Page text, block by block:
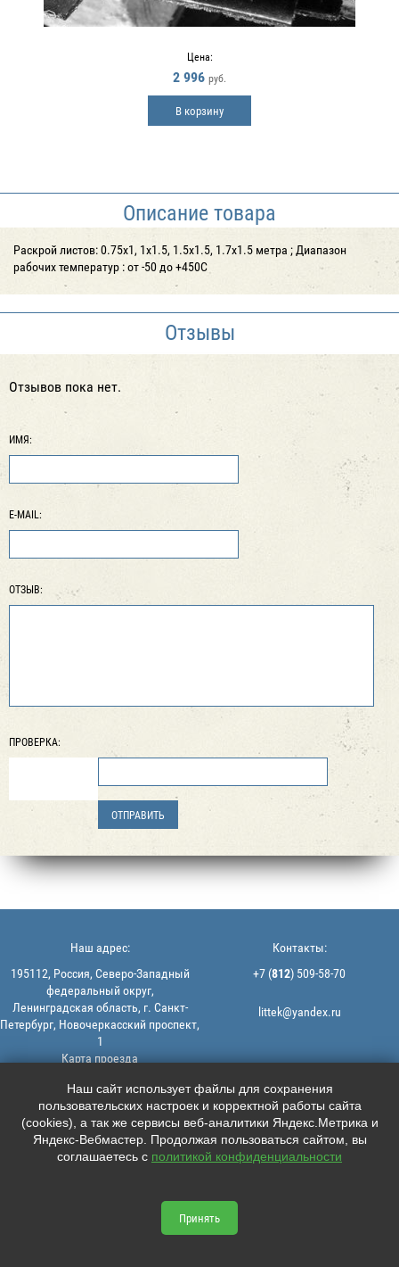
Цена:
2 996 руб.
В корзину
Описание товара
Раскрой листов: 0.75х1, 1х1.5, 1.5х1.5, 1.7х1.5 метра ; Диапазон
рабочих температур : от -50 до +450С
Отзывы
Отзывов пока нет.
ИМЯ:
E-MAIL:
ОТЗЫВ:
ПРОВЕРКА:
© 2013-2026 | ООО "ЛИТТЕК" -
производство и продажа РТИ
ИНН: 7806523560 | ОГРН:
1147847126162
Политика конфиденциальности |
Пользовательское соглашение
Наш адрес:
195112, Россия, Северо-Западный
федеральный округ,
Ленинградская область, г. Санкт-
Петербург, Новочеркасский проспект,
1
Карта проезда
Контакты:
+7 (812) 509-58-70
littek@yandex.ru
Мы в соцсетях:
    
Наш сайт использует файлы для сохранения
пользовательских настроек и корректной работы сайта
(cookies), а так же сервисы веб-аналитики Яндекс.Метрика и
Яндекс-Вебмастер. Продолжая пользоваться сайтом, вы
соглашаетесь с политикой конфиденциальности
Принять